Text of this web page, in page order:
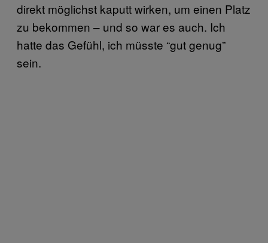
direkt möglichst kaputt wirken, um einen Platz
zu bekommen – und so war es auch. Ich
hatte das Gefühl, ich müsste “gut genug”
sein.